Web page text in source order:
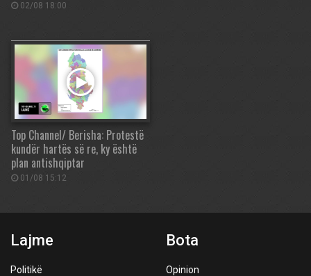
02/08 18:00
Top Channel/ Berisha: Protestë
kundër hartës së re, ky është
plan antishqiptar
01/08 15:12
Lajme
Politikë
Bota
Opinion